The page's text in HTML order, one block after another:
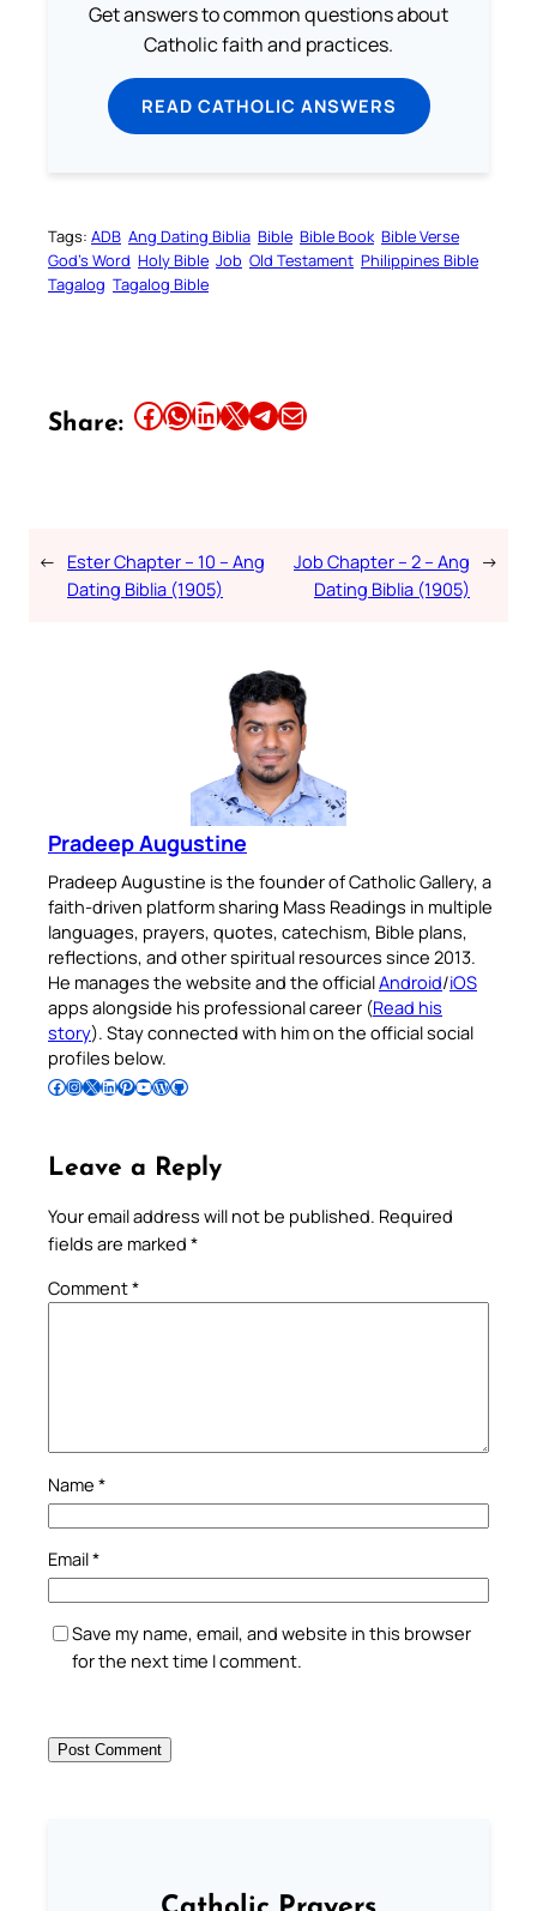
Get answers to common questions about
Catholic faith and practices.
READ CATHOLIC ANSWERS
Tags: ADB Ang Dating Biblia Bible Bible Book Bible Verse
God’s Word Holy Bible Job Old Testament Philippines Bible
Tagalog Tagalog Bible
Share: Share this article on Facebook Share this article on WhatsApp Share this article on LinkedIn Share this article on X Share this article on TelegramEmail this Article
← Ester Chapter – 10 – Ang
Dating Biblia (1905)
Job Chapter – 2 – Ang
Dating Biblia (1905)
→
Pradeep Augustine
Pradeep Augustine is the founder of Catholic Gallery, a
faith-driven platform sharing Mass Readings in multiple
languages, prayers, quotes, catechism, Bible plans,
reflections, and other spiritual resources since 2013.
He manages the website and the officialAndroid/iOS
apps alongside his professional career (Read his
story). Stay connected with him on the official social
profiles below.
Follow Pradeep on Facebook Follow Pradeep on InstagramFollow Pradeep on X Follow Pradeep on LinkedIn Follow Pradeep on Pinterest Subscribe to Pradeep’s Youtube Channel Follow Pradeep on WordPress Follow Pradeep on GitHub
Leave a Reply
Your email address will not be published. Required
fields are marked *
Comment*
Name *
Email*
Save my name, email, and website in this browser
for the next time I comment.